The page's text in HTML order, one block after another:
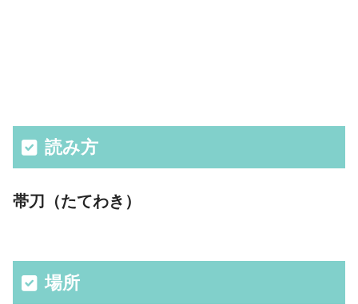
読み方
帯刀（たてわき）
場所